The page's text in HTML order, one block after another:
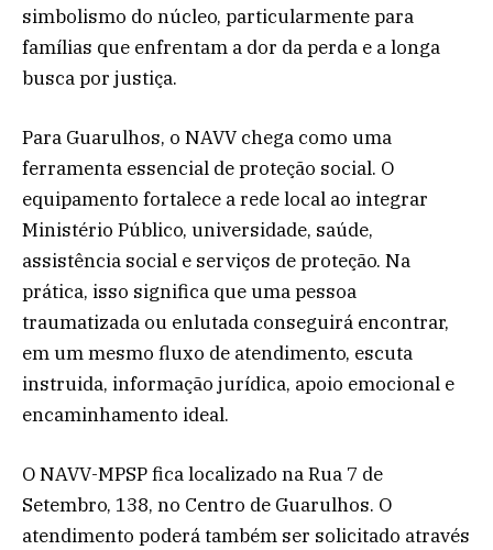
simbolismo do núcleo, particularmente para
famílias que enfrentam a dor da perda e a longa
busca por justiça.
Para Guarulhos, o NAVV chega como uma
ferramenta essencial de proteção social. O
equipamento fortalece a rede local ao integrar
Ministério Público, universidade, saúde,
assistência social e serviços de proteção. Na
prática, isso significa que uma pessoa
traumatizada ou enlutada conseguirá encontrar,
em um mesmo fluxo de atendimento, escuta
instruida, informação jurídica, apoio emocional e
encaminhamento ideal.
O NAVV-MPSP fica localizado na Rua 7 de
Setembro, 138, no Centro de Guarulhos. O
atendimento poderá também ser solicitado através